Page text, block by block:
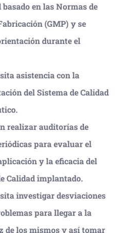
basado en las Normas de
(GMP) y se
durante el
asistencia con la
del Sistema de Calidad
realizar auditorías de
para evaluar el
y la eficacia del
Calidad implantado.
investigar desviaciones
para llegar a la
de los mismos y así tomar